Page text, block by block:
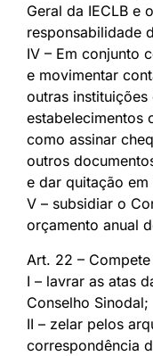
Geral da IECLB e
responsabilidade
IV – Em conjunto
e movimentar
outras
estabelecimentos
como assinar
outros
e dar quitação em
V – subsidiar o
orçamento anual
Art. 22 –
I – lavrar as atas
Conselho Sinodal;
II – zelar pelos
correspondência